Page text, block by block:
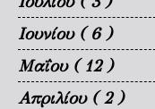
Ιουνίου ( 6 )
Μαΐου ( 12 )
Απριλίου ( 2 )